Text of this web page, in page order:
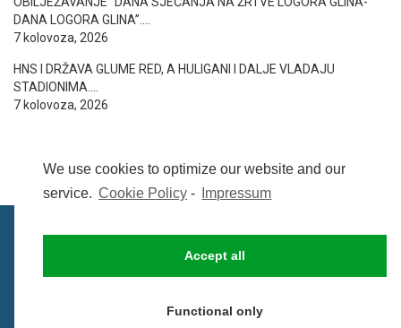
We use cookies to optimize our website and our
service. Cookie Policy - Impressum
Accept all
Functional only
DANA LOGORA GLINA”….
7 kolovoza, 2026
HNS I DRŽAVA GLUME RED, A HULIGANI I DALJE VLADAJU
STADIONIMA….
7 kolovoza, 2026